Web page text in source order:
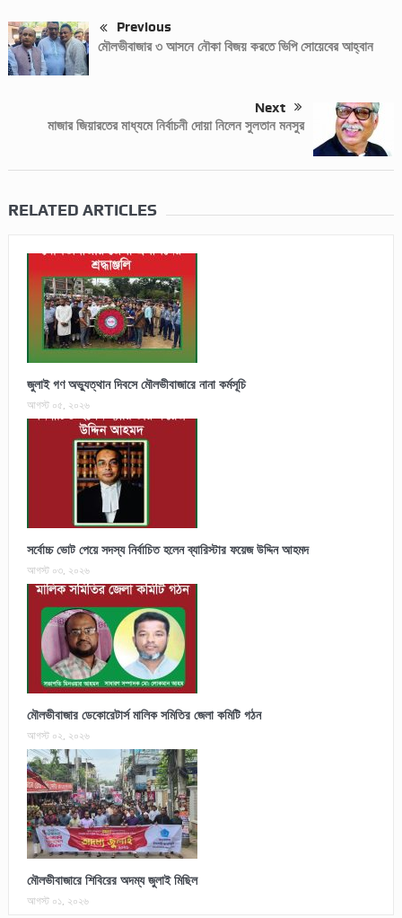
Previous
মৌলভীবাজার ৩ আসনে নৌকা বিজয় করতে ভিপি সোয়েবের আহ্বান
Next
মাজার জিয়ারতের মাধ্যমে নির্বাচনী দোয়া নিলেন সুলতান মনসুর
RELATED ARTICLES
জুলাই গণ অভ্যুত্থান দিবসে মৌলভীবাজারে নানা কর্মসূচি
আগস্ট ০৫, ২০২৬
সর্বোচ্চ ভোট পেয়ে সদস্য নির্বাচিত হলেন ব্যারিস্টার ফয়েজ উদ্দিন আহমদ
আগস্ট ০৩, ২০২৬
মৌলভীবাজার ডেকোরেটার্স মালিক সমিতির জেলা কমিটি গঠন
আগস্ট ০২, ২০২৬
মৌলভীবাজারে শিবিরের অদম্য জুলাই মিছিল
আগস্ট ০১, ২০২৬